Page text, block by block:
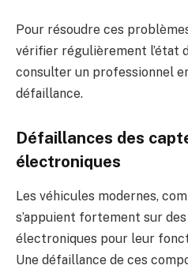
Pour résoudre ces
vérifier régulièrement l’état
consulter un professionnel
défaillance.
Défaillances des
électroniques
Les véhicules modernes,
s’appuient fortement sur des
électroniques pour leur
Une défaillance de ces